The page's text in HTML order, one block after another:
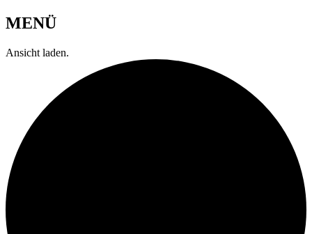
MENÜ
Ansicht laden.